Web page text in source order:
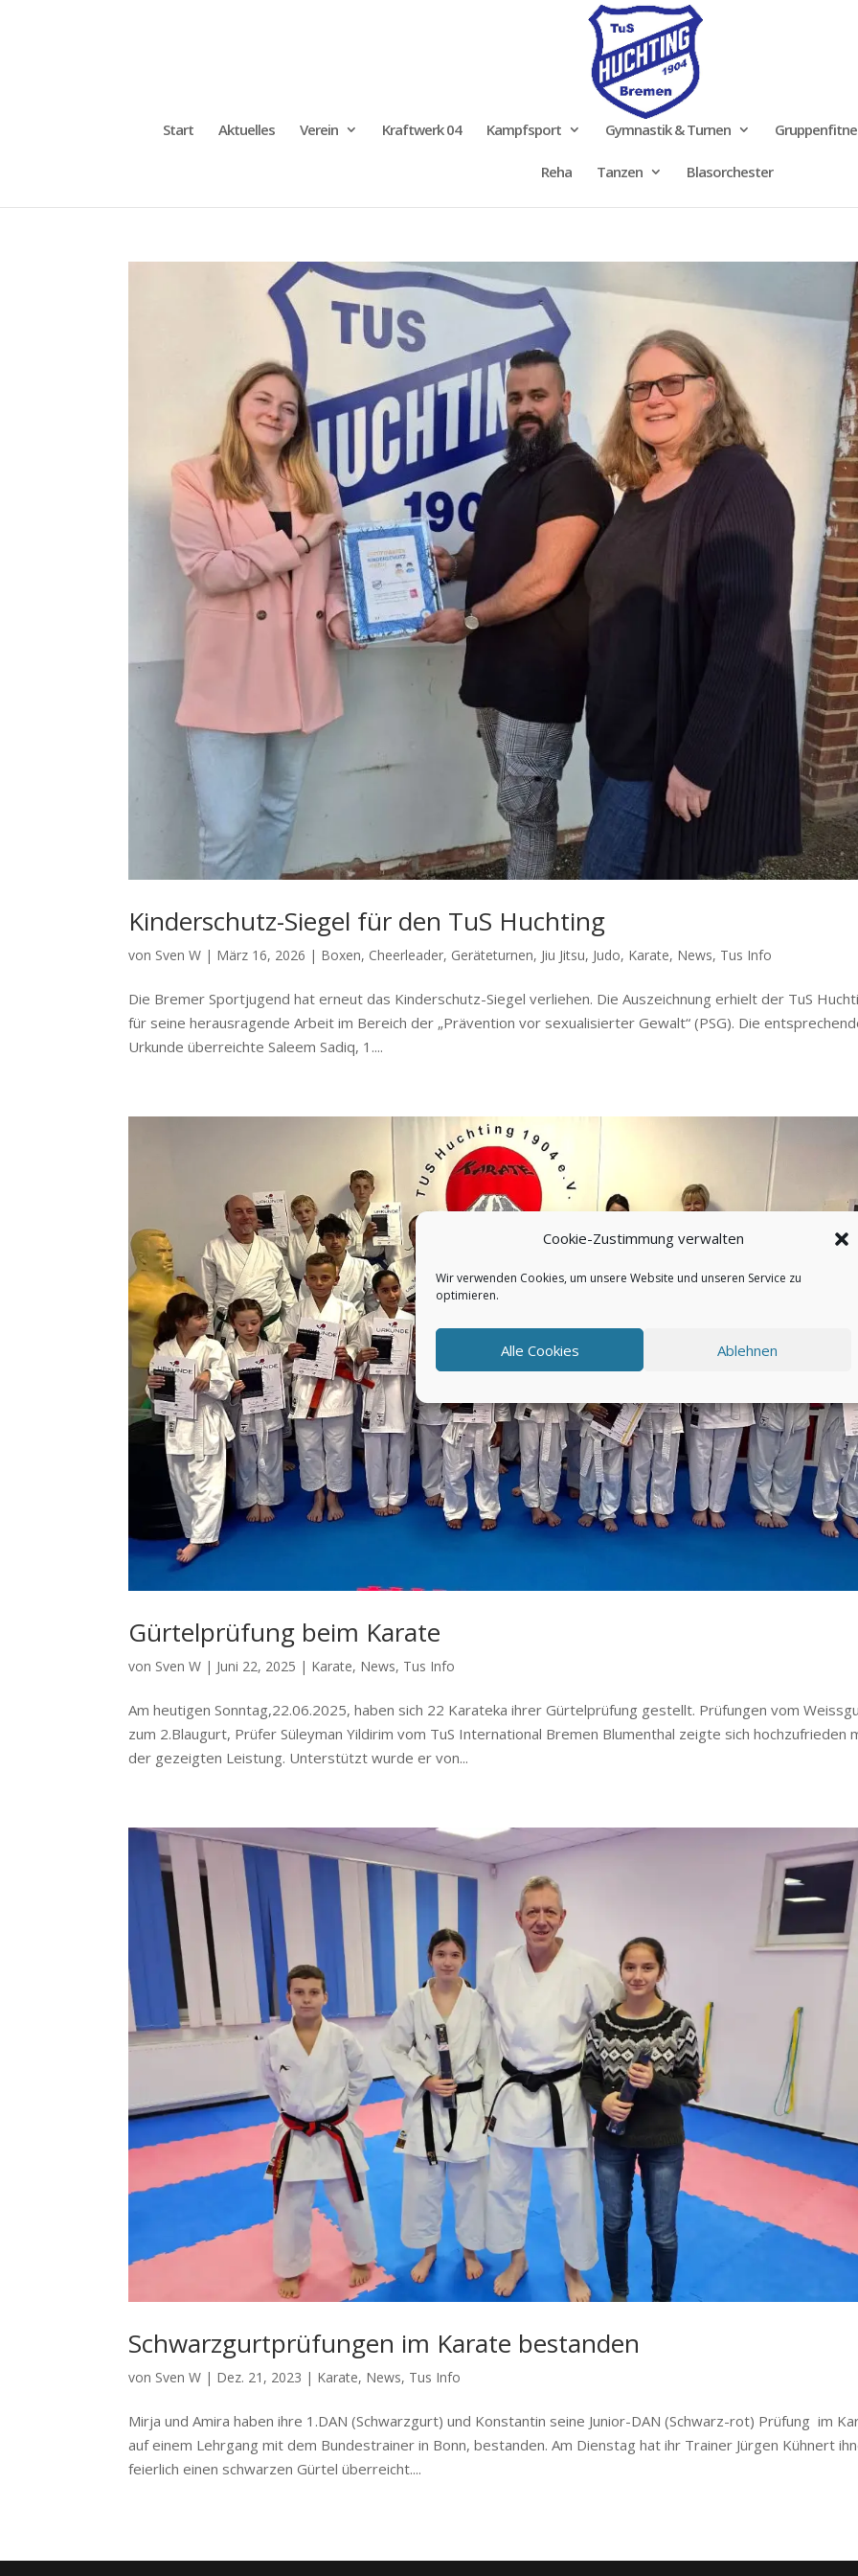
Cookie-Zustimmung verwalten
Wir verwenden Cookies, um unsere Website und unseren Service zu
optimieren.
Alle Cookies Ablehnen
Start Aktuelles Verein Kraftwerk 04 Kampfsport Gymnastik & Turnen
Reha Tanzen Blasorchester
Kinderschutz-Siegel für den TuS Huchting
von Sven W | März 16, 2026 | Boxen, Cheerleader, Geräteturnen, Jiu Jitsu, Judo, Karate, News, Tus Info
Die Bremer Sportjugend hat erneut das Kinderschutz-Siegel verliehen. Die Auszeichnung erhielt der TuS
für seine herausragende Arbeit im Bereich der „Prävention vor sexualisierter Gewalt“ (PSG). Die
Urkunde überreichte Saleem Sadiq, 1....
Gürtelprüfung beim Karate
von Sven W | Juni 22, 2025 | Karate, News, Tus Info
Am heutigen Sonntag,22.06.2025, haben sich 22 Karateka ihrer Gürtelprüfung gestellt. Prüfungen vom
zum 2.Blaugurt, Prüfer Süleyman Yildirim vom TuS International Bremen Blumenthal zeigte sich hochzufrieden
der gezeigten Leistung. Unterstützt wurde er von...
Schwarzgurtprüfungen im Karate bestanden
von Sven W | Dez. 21, 2023 | Karate, News, Tus Info
Mirja und Amira haben ihre 1.DAN (Schwarzgurt) und Konstantin seine Junior-DAN (Schwarz-rot) Prüfung im
auf einem Lehrgang mit dem Bundestrainer in Bonn, bestanden. Am Dienstag hat ihr Trainer Jürgen Kühnert
feierlich einen schwarzen Gürtel überreicht....